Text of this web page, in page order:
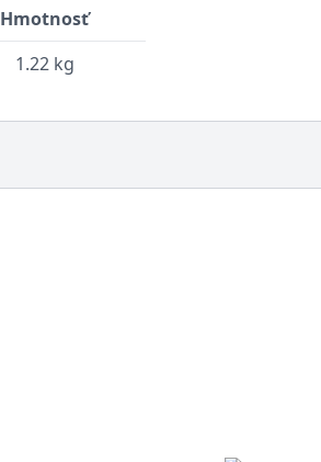
Hmotnosť
1.22 kg